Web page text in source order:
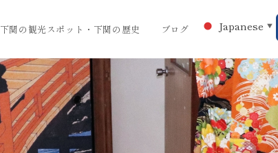
下関の観光スポット・下関の歴史 ブログ Japanese ▼